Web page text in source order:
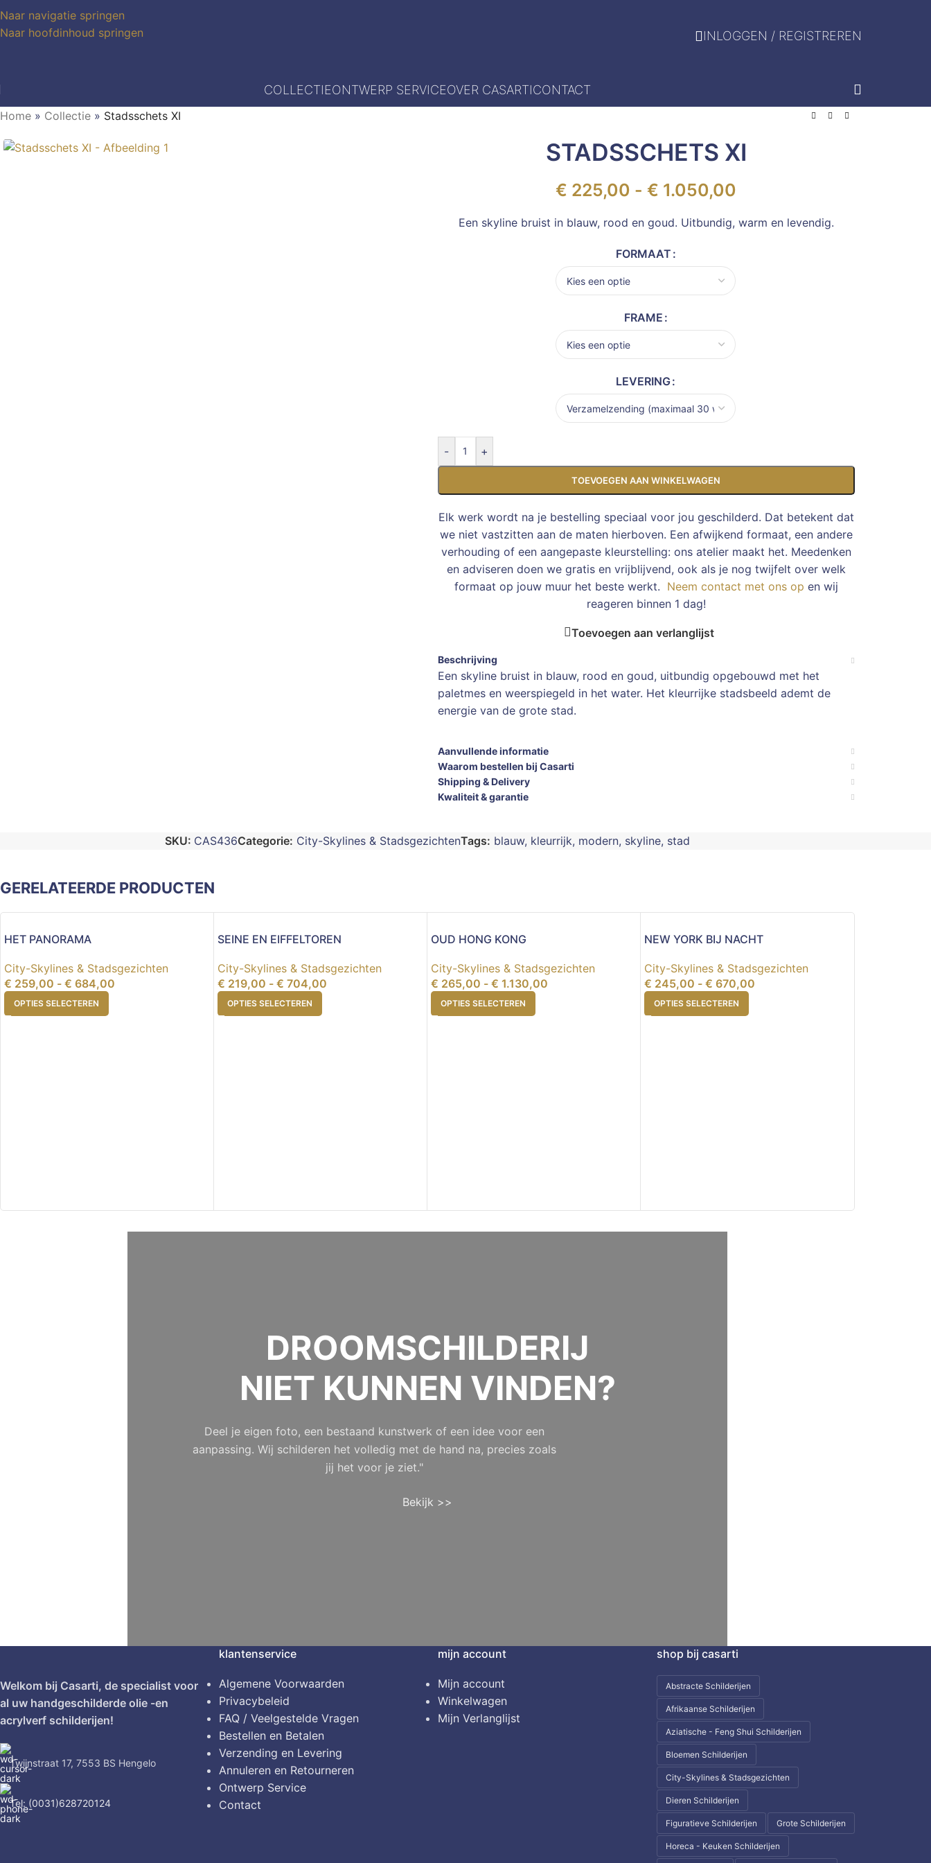
Naar navigatie springen
Naar hoofdinhoud springen
INLOGGEN / REGISTREREN
COLLECTIEONTWERP SERVICEOVER CASARTICONTACT
Home » Collectie » Stadsschets XI
STADSSCHETS XI
€ 225,00 - € 1.050,00
Een skyline bruist in blauw, rood en goud. Uitbundig, warm en levendig.
FORMAAT
FRAME
LEVERING
- +
TOEVOEGEN AAN WINKELWAGEN
Elk werk wordt na je bestelling speciaal voor jou geschilderd. Dat betekent dat
we niet vastzitten aan de maten hierboven. Een afwijkend formaat, een andere
verhouding of een aangepaste kleurstelling: ons atelier maakt het. Meedenken
en adviseren doen we gratis en vrijblijvend, ook als je nog twijfelt over welk
formaat op jouw muur het beste werkt. Neem contact met ons op en wij
reageren binnen 1 dag!
Toevoegen aan verlanglijst
Beschrijving
Een skyline bruist in blauw, rood en goud, uitbundig opgebouwd met het
paletmes en weerspiegeld in het water. Het kleurrijke stadsbeeld ademt de
energie van de grote stad.
Aanvullende informatie
Waarom bestellen bij Casarti
Shipping & Delivery
Kwaliteit & garantie
SKU: CAS436Categorie: City-Skylines & StadsgezichtenTags: blauw, kleurrijk, modern, skyline, stad
GERELATEERDE PRODUCTEN
HET PANORAMA
City-Skylines & Stadsgezichten
€ 259,00 - € 684,00
OPTIES SELECTEREN
SEINE EN EIFFELTOREN
City-Skylines & Stadsgezichten
€ 219,00 - € 704,00
OPTIES SELECTEREN
OUD HONG KONG
City-Skylines & Stadsgezichten
€ 265,00 - € 1.130,00
OPTIES SELECTEREN
NEW YORK BIJ NACHT
City-Skylines & Stadsgezichten
€ 245,00 - € 670,00
OPTIES SELECTEREN
DROOMSCHILDERIJ
NIET KUNNEN VINDEN?
Deel je eigen foto, een bestaand kunstwerk of een idee voor een
aanpassing. Wij schilderen het volledig met de hand na, precies zoals
jij het voor je ziet."
Bekijk >>
Welkom bij Casarti, de specialist voor
al uw handgeschilderde olie -en
acrylverf schilderijen!
Twijnstraat 17, 7553 BS Hengelo
Tel: (0031)628720124
klantenservice
Algemene Voorwaarden
Privacybeleid
FAQ / Veelgestelde Vragen
Bestellen en Betalen
Verzending en Levering
Annuleren en Retourneren
Ontwerp Service
Contact
mijn account
Mijn account
Winkelwagen
Mijn Verlanglijst
shop bij casarti
Abstracte Schilderijen
Afrikaanse Schilderijen
Aziatische - Feng Shui Schilderijen
Bloemen Schilderijen
City-Skylines & Stadsgezichten
Dieren Schilderijen
Figuratieve Schilderijen Grote Schilderijen
Horeca - Keuken Schilderijen